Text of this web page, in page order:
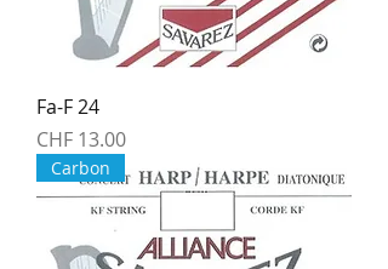
Fa-F 24
Price
CHF 13.00
Carbon